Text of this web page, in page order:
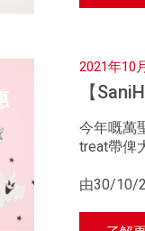
2021年10
【
今年嘅萬
treat帶俾
由30/10/